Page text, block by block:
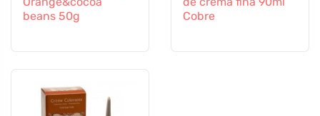
beans 50g
Cobre